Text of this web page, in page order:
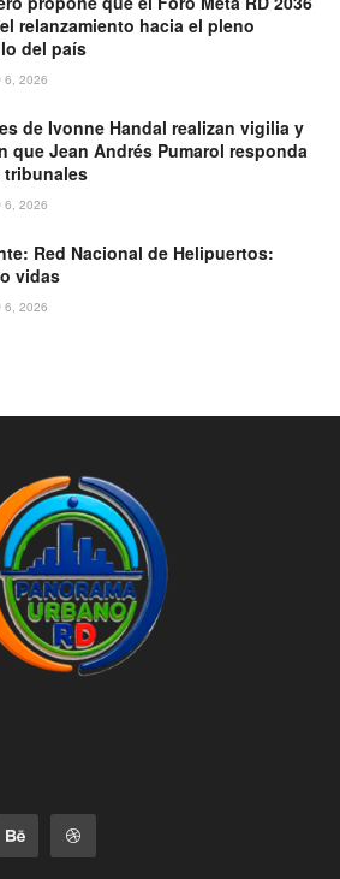
relanzamiento hacia el pleno
del país
6, 2026
de Ivonne Handal realizan vigilia y
que Jean Andrés Pumarol responda
tribunales
6, 2026
Red Nacional de Helipuertos:
vidas
6, 2026